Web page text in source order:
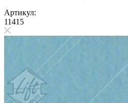
Артикул:
11415